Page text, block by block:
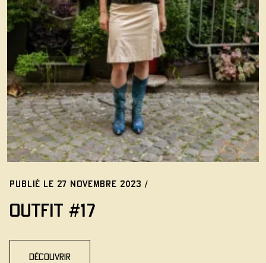
Publié le 27 novembre 2023 /
Outfit #17
découvrir